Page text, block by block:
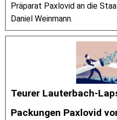
Präparat Paxlovid an die
Daniel Weinmann.
Teurer Lauterbach-
Packungen Paxlovid